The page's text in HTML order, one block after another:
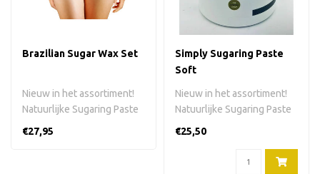
Brazilian Sugar Wax Set
Nieuw in het assortiment!
Natuurlijke Sugaring Paste
€27,95
Simply Sugaring Paste
Soft
Nieuw in het assortiment!
Natuurlijke Sugaring Paste
€25,50